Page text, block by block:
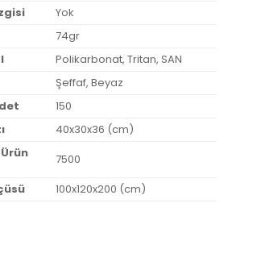
Yok
74gr
Polikarbonat, Tritan, SAN
Şeffaf, Beyaz
150
40x30x36 (cm)
7500
100x120x200 (cm)